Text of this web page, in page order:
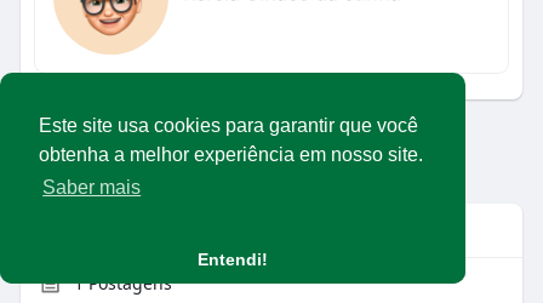
Este site usa cookies para garantir que você
obtenha a melhor experiência em nosso site.
Saber mais
Entendi!
Carregar mais usuários
1Postagens